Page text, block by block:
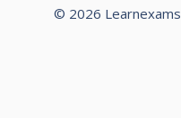
© 2026 Learnexams